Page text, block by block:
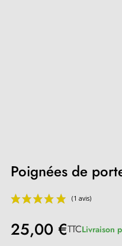
Poignées de
25,00 €TTCLivraison